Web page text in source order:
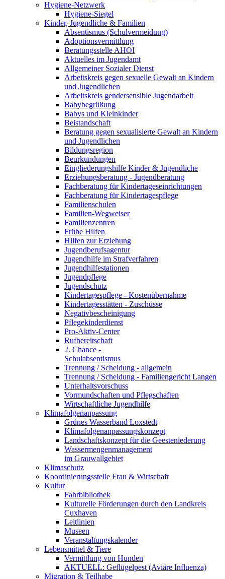
Hygiene-Netzwerk
Hygiene-Siegel
Kinder, Jugendliche & Familien
Absentismus (Schulvermeidung)
Adoptionsvermittlung
Beratungsstelle AHOI
Aktuelles im Jugendamt
Allgemeiner Sozialer Dienst
Arbeitskreis gegen sexuelle Gewalt an Kindern
und Jugendlichen
Arbeitskreis gendersensible Jugendarbeit
Babybegrüßung
Babys und Kleinkinder
Beistandschaft
Beratung gegen sexualisierte Gewalt an Kindern
und Jugendlichen
Bildungsregion
Beurkundungen
Eingliederungshilfe Kinder & Jugendliche
Erziehungsberatung - Jugendberatung
Fachberatung für Kindertageseinrichtungen
Fachberatung für Kindertagespflege
Familienschulen
Familien-Wegweiser
Familienzentren
Frühe Hilfen
Hilfen zur Erziehung
Jugendberufsagentur
Jugendhilfe im Strafverfahren
Jugendhilfestationen
Jugendpflege
Jugendschutz
Kindertagespflege - Kostenübernahme
Kindertagesstätten - Zuschüsse
Negativbescheinigung
Pflegekinderdienst
Pro-Aktiv-Center
Rufbereitschaft
2. Chance -
Schulabsentismus
Trennung / Scheidung - allgemein
Trennung / Scheidung - Familiengericht Langen
Unterhaltsvorschuss
Vormundschaften und Pflegschaften
Wirtschaftliche Jugendhilfe
Klimafolgenanpassung
Grünes Wasserband Loxstedt
Klimafolgenanpassungskonzept
Landschaftskonzept für die Geesteniederung
Wassermengenmanagement
im Grauwallgebiet
Klimaschutz
Koordinierungsstelle Frau & Wirtschaft
Kultur
Fahrbibliothek
Kulturelle Förderungen durch den Landkreis
Cuxhaven
Leitlinien
Museen
Veranstaltungskalender
Lebensmittel & Tiere
Vermittlung von Hunden
AKTUELL: Geflügelpest (Aviäre Influenza)
Migration & Teilhabe